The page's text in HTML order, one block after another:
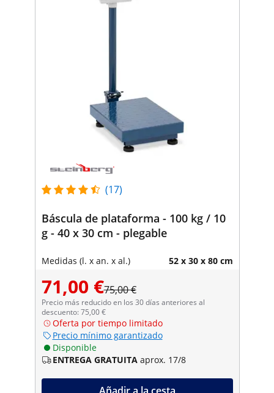
(17)
Báscula de plataforma - 100 kg / 10
g - 40 x 30 cm - plegable
Medidas (l. x an. x al.) 52 x 30 x 80 cm
71,00 €75,00 €
Precio más reducido en los 30 días anteriores al
descuento: 75,00 €
Oferta por tiempo limitado
Precio mínimo garantizado
Disponible
ENTREGA GRATUITA aprox. 17/8
Añadir a la cesta